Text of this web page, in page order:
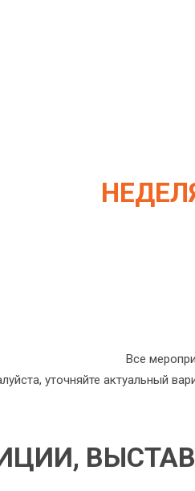
Все
уточняйте актуальный